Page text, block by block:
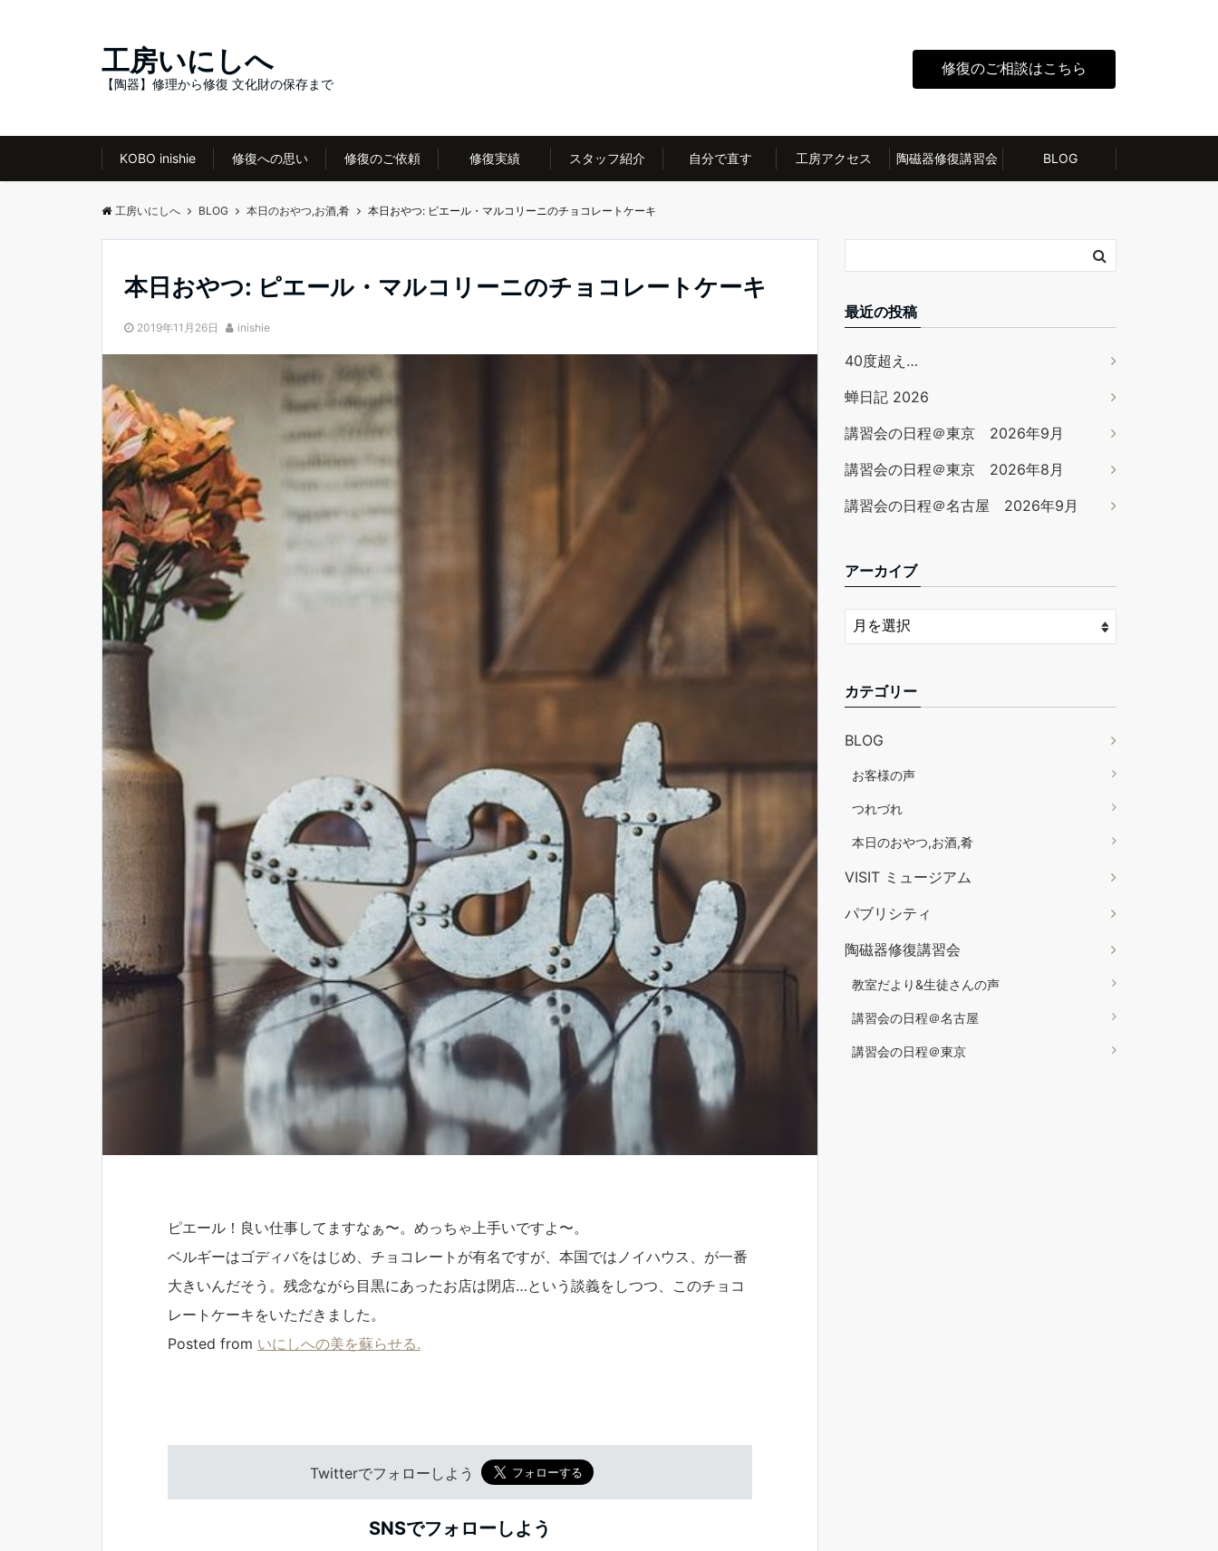
工房いにしへ
【陶器】修理から修復 文化財の保存まで
修復のご相談はこちら
KOBO inishie 修復への思い 修復のご依頼 修復実績 スタッフ紹介 自分で直す 工房アクセス 陶磁器修復講習会 BLOG
工房いにしへ BLOG 本日のおやつ,お酒,肴 本日おやつ: ピエール・マルコリーニのチョコレートケーキ
本日おやつ: ピエール・マルコリーニのチョコレートケーキ
2019年11月26日 inishie
ピエール！良い仕事してますなぁ〜。めっちゃ上手いですよ〜。
ベルギーはゴディバをはじめ、チョコレートが有名ですが、本国ではノイハウス、が一番
大きいんだそう。残念ながら目黒にあったお店は閉店…という談義をしつつ、このチョコ
レートケーキをいただきました。
Posted from いにしへの美を蘇らせる.
Twitterでフォローしよう
SNSでフォローしよう
最近の投稿
40度超え…
蝉日記 2026
講習会の日程＠東京 2026年9月
講習会の日程＠東京 2026年8月
講習会の日程＠名古屋 2026年9月
アーカイブ
カテゴリー
BLOG
お客様の声
つれづれ
本日のおやつ,お酒,肴
VISIT ミュージアム
パブリシティ
陶磁器修復講習会
教室だより&生徒さんの声
講習会の日程＠名古屋
講習会の日程＠東京